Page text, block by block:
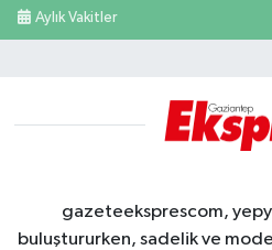
Aylık Vakitler
gazeteeksprescom,
buluştururken, sadelik ve